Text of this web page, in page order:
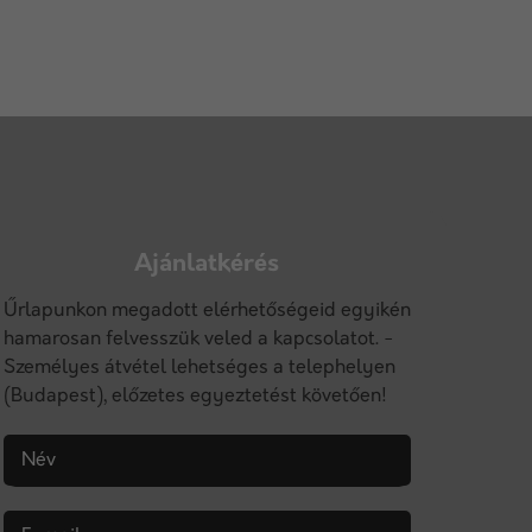
Ajánlatkérés
Űrlapunkon megadott elérhetőségeid egyikén
hamarosan felvesszük veled a kapcsolatot. -
Személyes átvétel lehetséges a telephelyen
(Budapest), előzetes egyeztetést követően!
Név